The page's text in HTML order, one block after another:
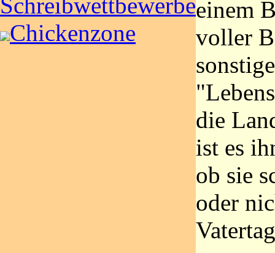
Chickenzone
einem
voller
die
ist es
ob sie
oder